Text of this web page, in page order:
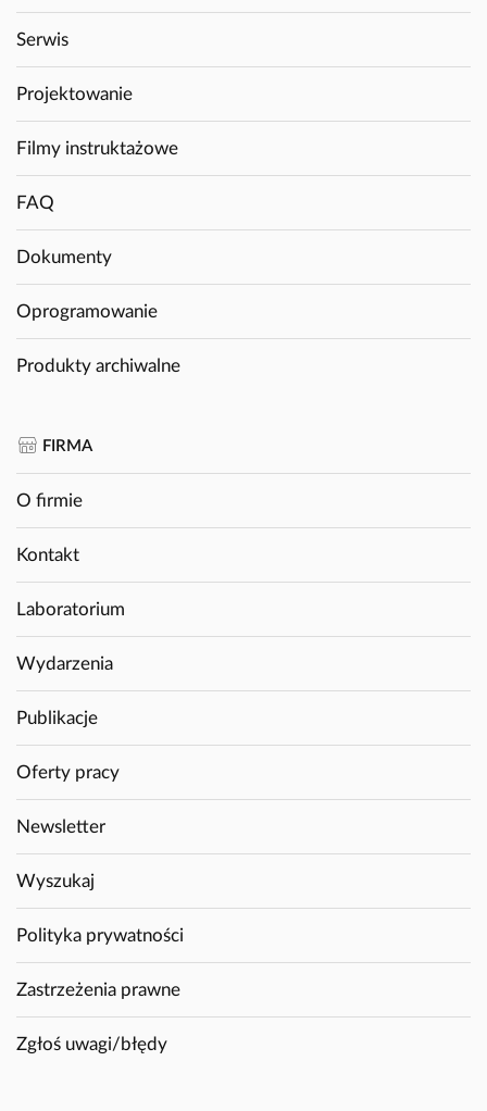
Serwis
Projektowanie
Filmy instruktażowe
FAQ
Dokumenty
Oprogramowanie
Produkty archiwalne
FIRMA
O firmie
Kontakt
Laboratorium
Wydarzenia
Publikacje
Oferty pracy
Newsletter
Wyszukaj
Polityka prywatności
Zastrzeżenia prawne
Zgłoś uwagi/błędy